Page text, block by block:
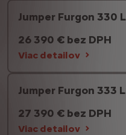
Jumper Furgon 330
26 390 € bez DPH
Viac detailov
Jumper Furgon 333
27 390 € bez DPH
Viac detailov